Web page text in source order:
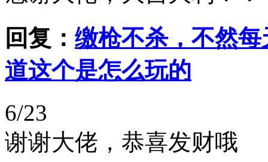
回复： 缴枪不杀，不然
道这个是怎么玩的
6/23
谢谢大佬，恭喜发财哦